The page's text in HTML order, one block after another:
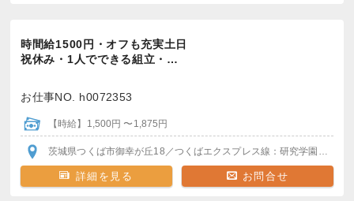
時間給1500円・オフも充実土日
祝休み・1人でできる組立・…
お仕事NO. h0072353
【時給】1,500円 〜1,875円
茨城県つくば市御幸が丘18 ／つくばエクスプレス線：研究学園駅
詳細を見る お問合せ